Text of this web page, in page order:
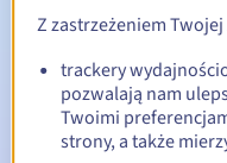
Automatyczne
wygaśnięcia
E-mail w dniu
nazwy domeny
Z zastrzeżeniem
trackery
pozwalają nam
Twoimi
strony, a także